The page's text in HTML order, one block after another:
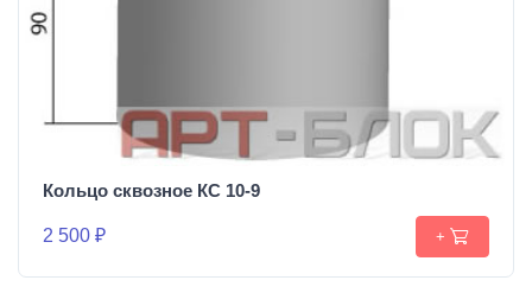
Кольцо сквозное КС 10-9
2 500 ₽ +